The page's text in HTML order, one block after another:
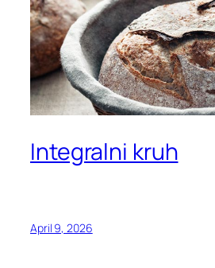
Integralni kruh
April 9, 2026